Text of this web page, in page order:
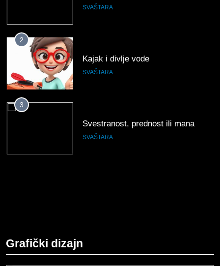
SVAŠTARA
2
Kajak i divlje vode
SVAŠTARA
3
Svestranost, prednost ili mana
SVAŠTARA
Grafički dizajn